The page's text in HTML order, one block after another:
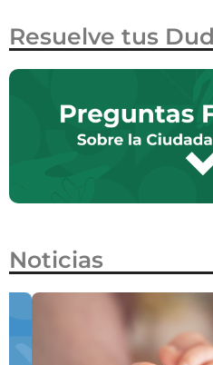
Resuelve tus
Noticias